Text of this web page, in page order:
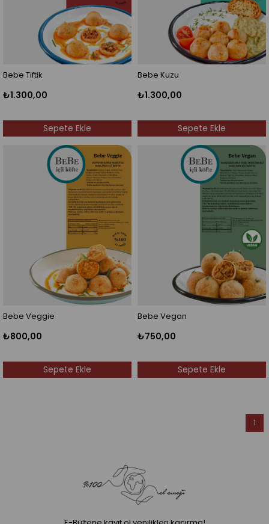
Bebe Tiftik
₺1.300,00
Sepete Ekle
Bebe Kuzu
₺1.300,00
Sepete Ekle
Bebe Veggie
₺800,00
Sepete Ekle
Bebe Vegan
₺750,00
Sepete Ekle
1